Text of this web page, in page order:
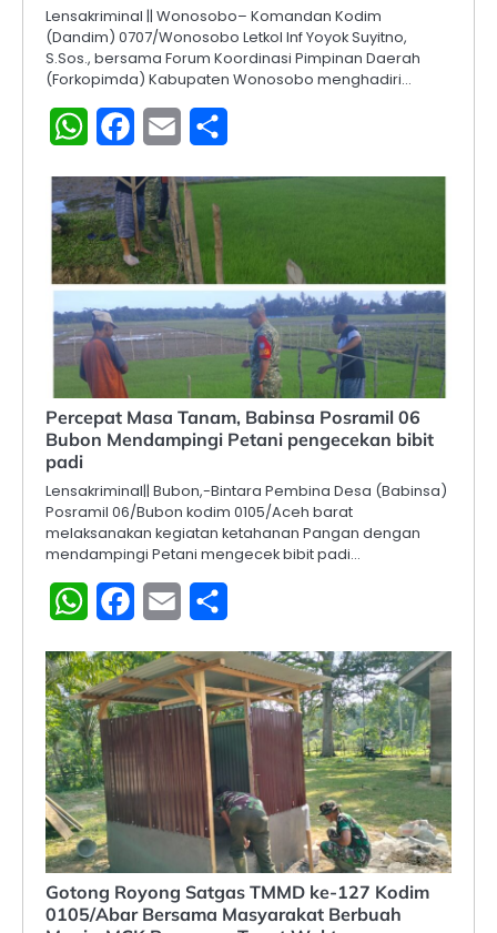
Lensakriminal || Wonosobo– Komandan Kodim
(Dandim) 0707/Wonosobo Letkol Inf Yoyok Suyitno,
S.Sos., bersama Forum Koordinasi Pimpinan Daerah
(Forkopimda) Kabupaten Wonosobo menghadiri…
WhatsAppFacebook
Email
Percepat Masa Tanam, Babinsa Posramil 06
Bubon Mendampingi Petani pengecekan bibit
padi
Lensakriminal|| Bubon,-Bintara Pembina Desa (Babinsa)
Posramil 06/Bubon kodim 0105/Aceh barat
melaksanakan kegiatan ketahanan Pangan dengan
mendampingi Petani mengecek bibit padi…
WhatsAppFacebook
Email
Gotong Royong Satgas TMMD ke-127 Kodim
0105/Abar Bersama Masyarakat Berbuah